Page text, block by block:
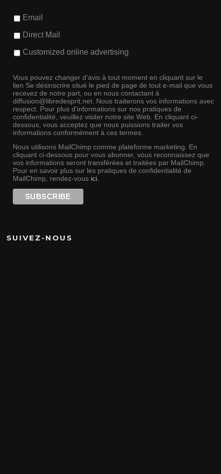
Email
Direct Mail
Customized online advertising
Vous pouvez changer d'avis à tout moment en cliquant sur le
lien Se désinscrire situé le pied de page de tout e-mail que vous
recevez de notre part, ou en nous contactant à
diffusion@libredesprit.net. Nous traiterons vos informations avec
respect. Pour plus d'informations sur nos pratiques de
confidentialité, veuillez visiter notre site Web. En cliquant ci-
dessous, vous acceptez que nous puissions traiter vos
informations conformément à ces termes.
Nous utilisons MailChimp comme plateforme marketing. En
cliquant ci-dessous pour vous abonner, vous reconnaissez que
vos informations seront transférées et traitées par MailChimp.
Pour en savoir plus sur les pratiques de confidentialité de
MailChimp, rendez-vous ici.
SUIVEZ-NOUS